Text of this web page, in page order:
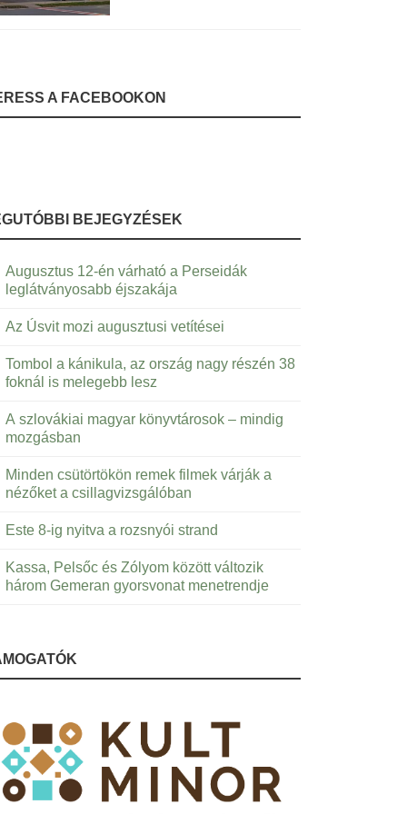
A FACEBOOKON
BEJEGYZÉSEK
Augusztus 12-én várható a Perseidák
leglátványosabb éjszakája
Az Úsvit mozi augusztusi vetítései
Tombol a kánikula, az ország nagy részén 38
foknál is melegebb lesz
A szlovákiai magyar könyvtárosok – mindig
mozgásban
Minden csütörtökön remek filmek várják a
nézőket a csillagvizsgálóban
Este 8-ig nyitva a rozsnyói strand
Kassa, Pelsőc és Zólyom között változik
három Gemeran gyorsvonat menetrendje